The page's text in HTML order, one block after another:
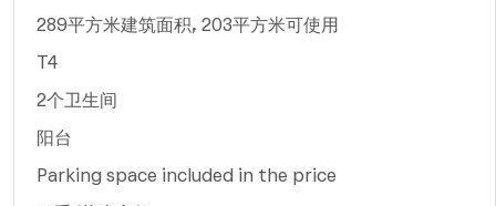
289平方米建筑面积, 203平方米可使用
T4
2个卫生间
阳台
Parking space included in the price